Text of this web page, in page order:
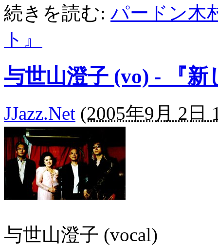
続きを読む: パードン木
ト』
与世山澄子 (vo) - 『
JJazz.Net (2005年9月 2日
与世山澄子 (vocal)